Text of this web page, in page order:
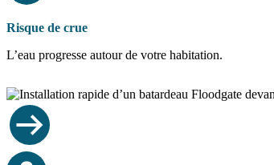
Risque de crue
L’eau progresse autour de votre habitation.